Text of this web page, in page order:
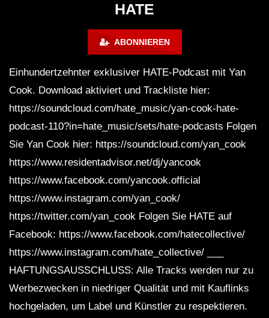
HATE
ABONNIEREN
Einhundertzehnter exklusiver HATE-Podcast mit Yan
Cook. Download aktiviert und Trackliste hier:
https://soundcloud.com/hate_music/yan-cook-hate-
podcast-110?in=hate_music/sets/hate-podcasts Folgen
Sie Yan Cook hier: https://soundcloud.com/yan_cook
https://www.residentadvisor.net/dj/yancook
https://www.facebook.com/yancook.official
https://www.instagram.com/yan_cook/
https://twitter.com/yan_cook Folgen Sie HATE auf
Facebook: https://www.facebook.com/hatecollective/
https://www.instagram.com/hate_collective/ ___
HAFTUNGSAUSSCHLUSS: Alle Tracks werden nur zu
Werbezwecken in niedriger Qualität und mit Kauflinks
hochgeladen, um Label und Künstler zu respektieren.